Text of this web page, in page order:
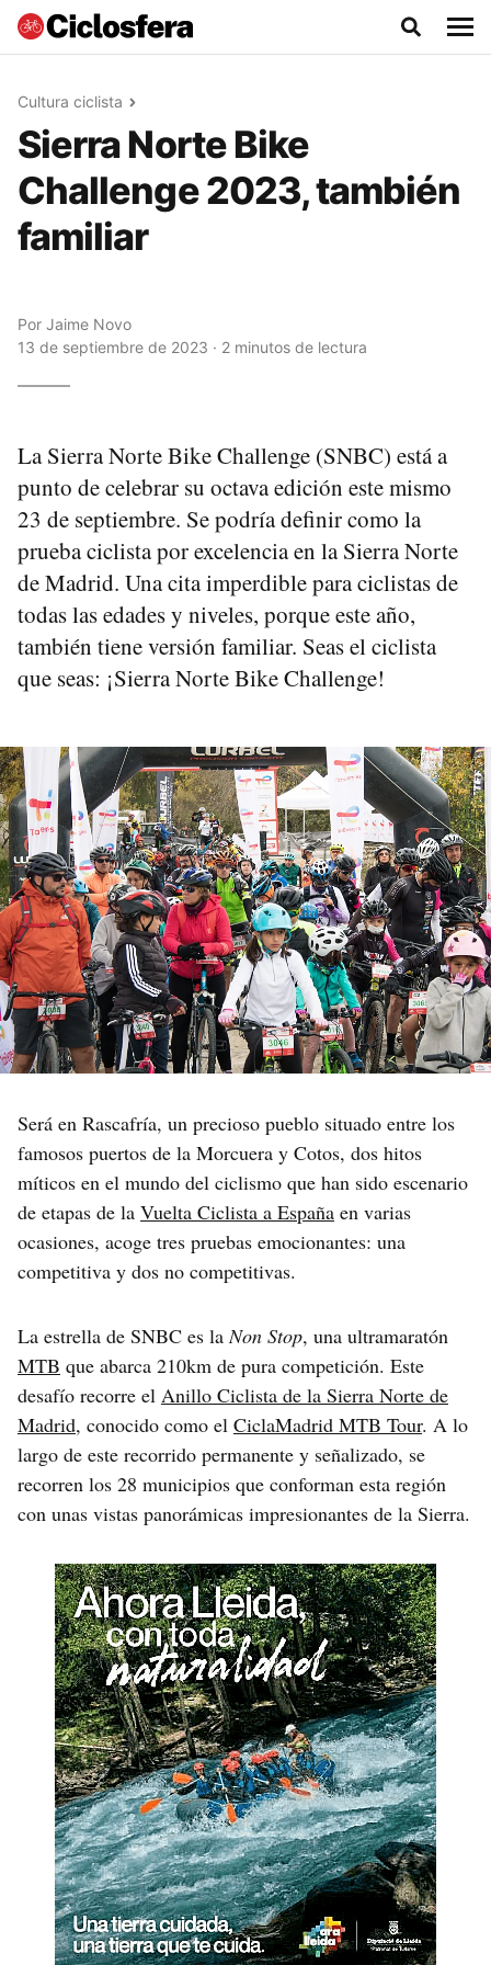
Cultura ciclista
Sierra Norte Bike
Challenge 2023, también
familiar
Por Jaime Novo
13 de septiembre de 2023 · 2 minutos de lectura
La Sierra Norte Bike Challenge (SNBC) está a
punto de celebrar su octava edición este mismo
23 de septiembre. Se podría definir como la
prueba ciclista por excelencia en la Sierra Norte
de Madrid. Una cita imperdible para ciclistas de
todas las edades y niveles, porque este año,
también tiene versión familiar. Seas el ciclista
que seas: ¡Sierra Norte Bike Challenge!
Será en Rascafría, un precioso pueblo situado entre los
famosos puertos de la Morcuera y Cotos, dos hitos
míticos en el mundo del ciclismo que han sido escenario
de etapas de la Vuelta Ciclista a España en varias
ocasiones, acoge tres pruebas emocionantes: una
competitiva y dos no competitivas.
La estrella de SNBC es laNon Stop, una ultramaratón
MTB que abarca 210km de pura competición. Este
desafío recorre el Anillo Ciclista de la Sierra Norte de
Madrid, conocido como el CiclaMadrid MTB Tour. A lo
largo de este recorrido permanente y señalizado, se
recorren los 28 municipios que conforman esta región
con unas vistas panorámicas impresionantes de la Sierra.